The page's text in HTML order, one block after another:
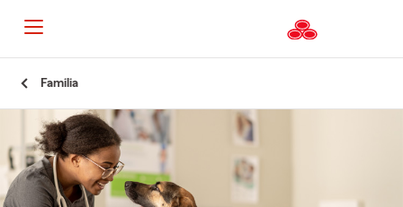
Familia